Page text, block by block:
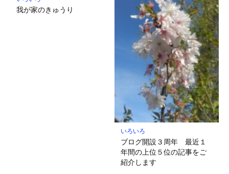
我が家のきゅうり
いろいろ
ブログ開設３周年 最近１
年間の上位５位の記事をご
紹介します